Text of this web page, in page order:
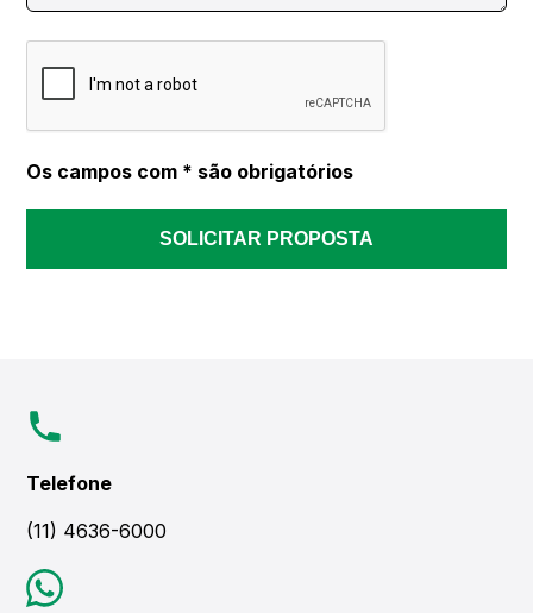
Os campos com * são obrigatórios
SOLICITAR PROPOSTA
Telefone
(11) 4636-6000